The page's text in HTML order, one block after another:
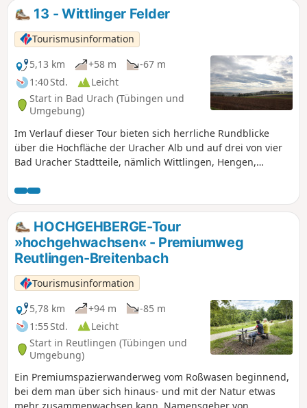
13 - Wittlinger Felder
Tourismusinformation
5,13 km
+58 m
-67 m
1:40 Std.
Leicht
Start in Bad Urach (Tübingen und
Umgebung)
Im Verlauf dieser Tour bieten sich herrliche Rundblicke
über die Hochfläche der Uracher Alb und auf drei von vier
Bad Uracher Stadtteile, nämlich Wittlingen, Hengen,
HOCHGEHBERGE-Tour
»hochgehwachsen« - Premiumweg
Reutlingen-Breitenbach
Tourismusinformation
5,78 km
+94 m
-85 m
1:55 Std.
Leicht
Start in Reutlingen (Tübingen und
Umgebung)
Ein Premiumspazierwanderweg vom Roßwasen beginnend,
bei dem man über sich hinaus- und mit der Natur etwas